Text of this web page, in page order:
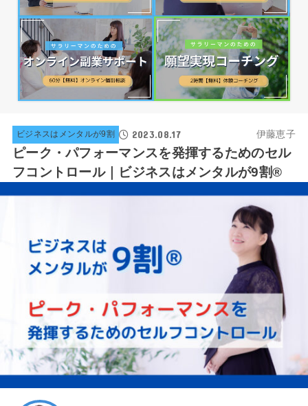
ビジネスはメンタルが9割 2023.08.17 伊藤恵子
ピーク・パフォーマンスを発揮するためのセル
フコントロール｜ビジネスはメンタルが9割®️